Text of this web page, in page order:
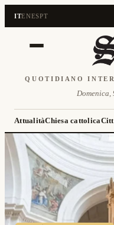
ITENESPT
QUOTIDIANO
Domenica,
AttualitàChiesa cattolica